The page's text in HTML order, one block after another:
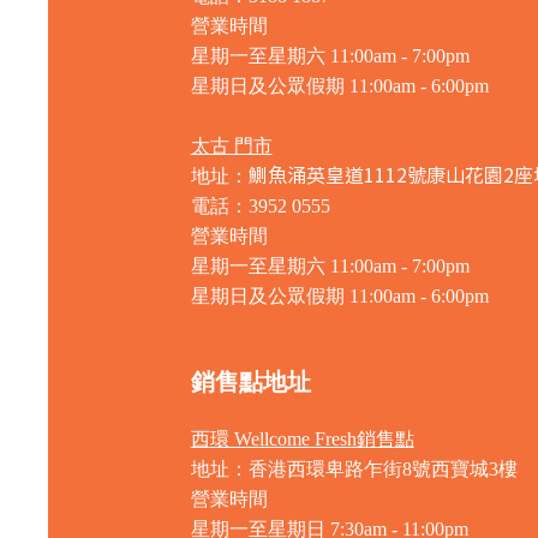
營業時間
星期一至星期六 11:00am - 7:00pm
星期日及公眾假期 11:00am - 6:00pm
太古 門市
地址： 鰂魚涌英皇道1112號康山花園2
電話：3952 0555
營業時間
星期一至星期六 11:00am - 7:00pm
星期日及公眾假期 11:00am - 6:00pm
銷售點地址
西環 Wellcome Fresh銷售點
地址：香港西環卑路乍街8號西寶城3樓
營業時間
星期一至星期日 7:30am - 11:00pm